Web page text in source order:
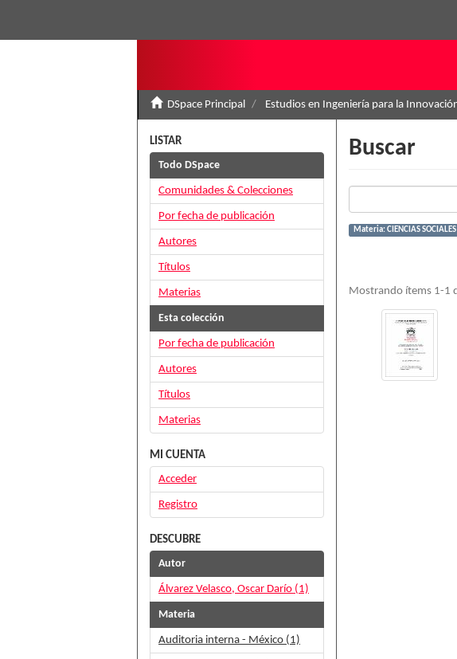
DSpace Principal Estudios en Ingeniería para la
Buscar
Materia: CIENCIAS SOCIALES
Mostrando ítems 1-1
LISTAR
Todo DSpace
Comunidades & Colecciones
Por fecha de publicación
Autores
Títulos
Materias
Esta colección
Por fecha de publicación
Autores
Títulos
Materias
MI CUENTA
Acceder
Registro
DESCUBRE
Autor
Álvarez Velasco, Oscar Darío (1)
Materia
Auditoria interna - México (1)